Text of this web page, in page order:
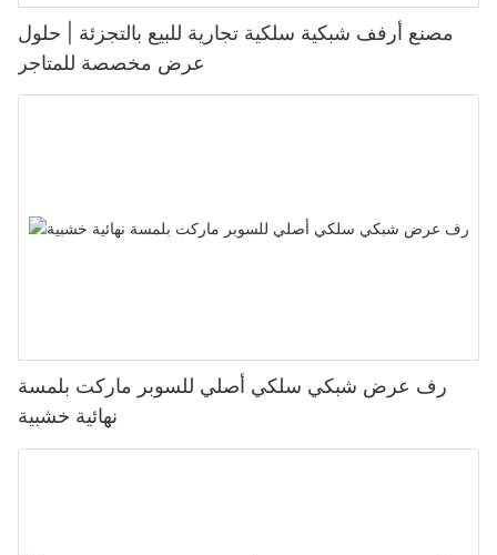
مصنع أرفف شبكية سلكية تجارية للبيع بالتجزئة | حلول
عرض مخصصة للمتاجر
رف عرض شبكي سلكي أصلي للسوبر ماركت بلمسة
نهائية خشبية